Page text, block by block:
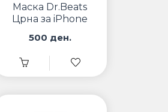
Маска Dr.Beats
Црна за iPhone
500 ден.